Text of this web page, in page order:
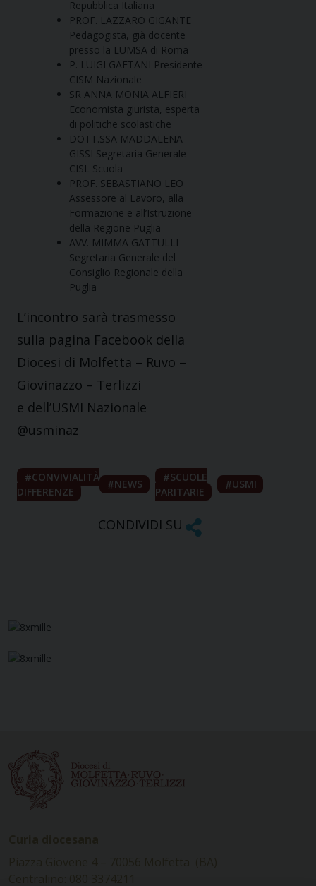
Repubblica Italiana
PROF. LAZZARO GIGANTE
Pedagogista, già docente
presso la LUMSA di Roma
P. LUIGI GAETANI Presidente
CISM Nazionale
SR ANNA MONIA ALFIERI
Economista giurista, esperta
di politiche scolastiche
DOTT.SSA MADDALENA
GISSI Segretaria Generale
CISL Scuola
PROF. SEBASTIANO LEO
Assessore al Lavoro, alla
Formazione e all’Istruzione
della Regione Puglia
AVV. MIMMA GATTULLI
Segretaria Generale del
Consiglio Regionale della
Puglia
L’incontro sarà trasmesso
sulla pagina Facebook della
Diocesi di Molfetta – Ruvo –
Giovinazzo – Terlizzi
e dell’USMI Nazionale
@usminaz
CONVIVIALITÀ
DIFFERENZE
NEWS
SCUOLE
PARITARIE
USMI
CONDIVIDI SU